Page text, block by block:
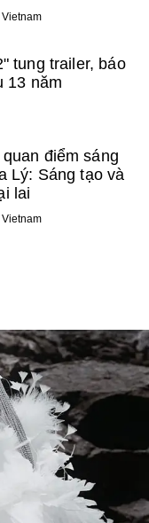
tung trailer, báo
13 năm
điểm sáng
Lý: Sáng tạo và
lai